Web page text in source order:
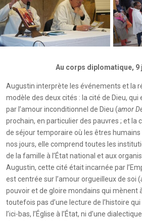
Au corps diplomatique, 9
Augustin interprète les événements et la
modèle des deux cités : la cité de Dieu,
par l’amour inconditionnel de Dieu (amor
prochain, en particulier des pauvres ; et la
de séjour temporaire où les êtres humains
nos jours, elle comprend toutes les
de la famille à l’État national et aux
Augustin, cette cité était incarnée par
est centrée sur l’amour orgueilleux de soi (
pouvoir et de gloire mondains qui mènent
toutefois pas d’une lecture de l’histoire
l’ici-bas, l’Église à l’État, ni d’une